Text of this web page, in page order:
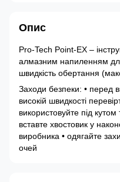
Опис
Pro-Tech Point-EX –
алмазним напиленням
швидкість обертання
Заходи безпеки: • перед
високій швидкості
використовуйте під
вставте хвостовик у
виробника • одягайте
очей